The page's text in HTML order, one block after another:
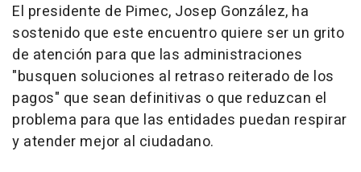
El presidente de Pimec, Josep González, ha
sostenido que este encuentro quiere ser un grito
de atención para que las administraciones
"busquen soluciones al retraso reiterado de los
pagos" que sean definitivas o que reduzcan el
problema para que las entidades puedan respirar
y atender mejor al ciudadano.